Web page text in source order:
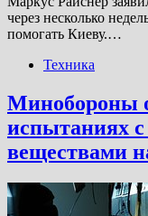
через несколько
помогать Киеву.…
Техника
Минобороны
испытаниях
веществами